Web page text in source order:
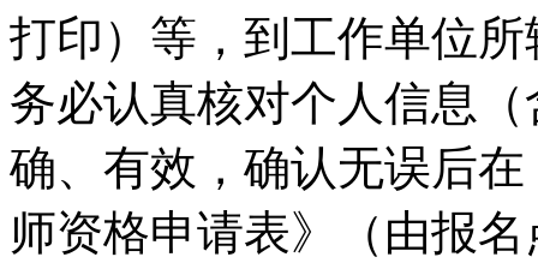
打印）等，到工作单位
务必认真核对个人信息
确、有效，确认无误后在
师资格申请表》（由报